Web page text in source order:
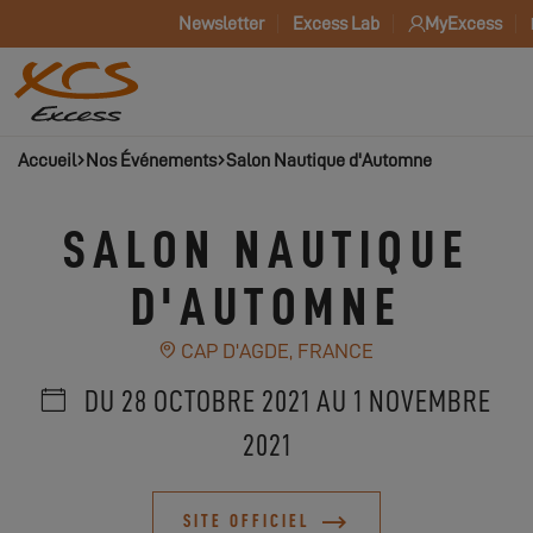
Newsletter Excess Lab MyExcess
Accueil Nos Événements Salon Nautique d'Automne
SALON NAUTIQUE
D'AUTOMNE
CAP D'AGDE, FRANCE
DU 28 OCTOBRE 2021 AU 1 NOVEMBRE
2021
SITE OFFICIEL